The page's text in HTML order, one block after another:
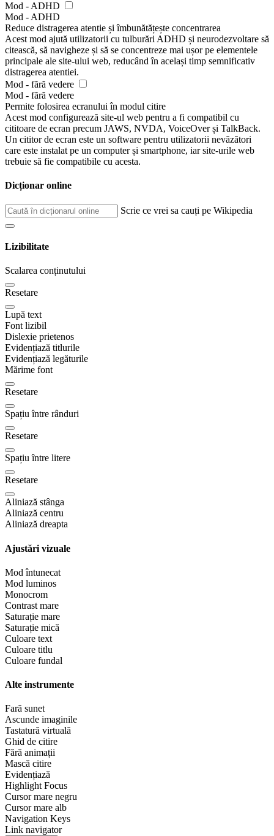
Mod - ADHD
Mod - ADHD
Reduce distragerea atentie și îmbunătățește concentrarea
Acest mod ajută utilizatorii cu tulburări ADHD și neurodezvoltare să
citească, să navigheze și să se concentreze mai ușor pe elementele
principale ale site-ului web, reducând în același timp semnificativ
distragerea atentiei.
Mod - fără vedere
Mod - fără vedere
Permite folosirea ecranului în modul citire
Acest mod configurează site-ul web pentru a fi compatibil cu
cititoare de ecran precum JAWS, NVDA, VoiceOver și TalkBack.
Un cititor de ecran este un software pentru utilizatorii nevăzători
care este instalat pe un computer și smartphone, iar site-urile web
trebuie să fie compatibile cu acesta.
Dicționar online
Scrie ce vrei sa cauți pe Wikipedia
Lizibilitate
Scalarea conținutului
Resetare
Lupă text
Font lizibil
Dislexie prietenos
Evidențiază titlurile
Evidențiază legăturile
Mărime font
Resetare
Spațiu între rânduri
Resetare
Spațiu între litere
Resetare
Aliniază stânga
Aliniază centru
Aliniază dreapta
Ajustări vizuale
Mod întunecat
Mod luminos
Monocrom
Contrast mare
Saturație mare
Saturație mică
Culoare text
Culoare titlu
Culoare fundal
Alte instrumente
Fară sunet
Ascunde imaginile
Tastatură virtuală
Ghid de citire
Fără animații
Mască citire
Evidențiază
Highlight Focus
Cursor mare negru
Cursor mare alb
Navigation Keys
Link navigator